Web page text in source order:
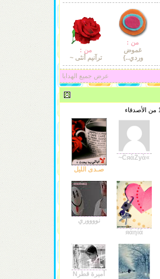
من :
غموض
وردي..}
من :
ترآنيم أنثى ~
عرض جميع الهدايا
»ĈᴙὰẐyὰ~
صـدى الليل
яάηίά
نووووري
أميرة قطرN